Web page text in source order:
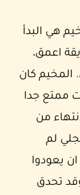
هي البدأ
اعمق،
كان
ممتع جدا
من
لم
يعودوا
تحدق